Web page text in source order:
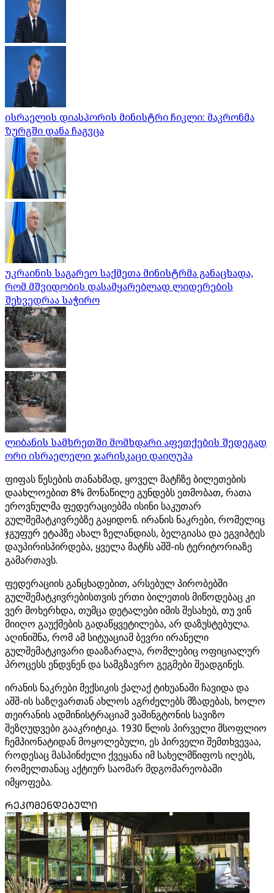
ისრაელის დიასპორის მინისტრი ჩიკლი: მაკრონმა
ზურგში დანა ჩაგვცა
უკრაინის საგარეო საქმეთა მინისტრმა განაცხადა,
რომ მშვიდობის დასამყარებლად ლიდერების
შეხვედრაა საჭირო
ლიბანის სამხრეთში მომხდარი აფეთქების შედეგად
ორი ისრაელელი ჯარისკაცი დაიღუპა
ფიფას წესების თანახმად, ყოველ მატჩზე ბილეთების
დაახლოებით 8% მონაწილე გუნდებს ეთმობათ, რათა
ეროვნულმა ფედერაციებმა ისინი საკუთარ
გულშემატკივრებზე გაყიდონ. ირანის ნაკრები, რომელიც
ჯგუფურ ეტაპზე ახალ ზელანდიას, ბელგიასა და ეგვიპტეს
დაუპირისპირდება, ყველა მატჩს აშშ-ის ტერიტორიაზე
გამართავს.
ფედერაციის განცხადებით, არსებულ პირობებში
გულშემატკივრებისთვის ერთი ბილეთის მიწოდებაც კი
ვერ მოხერხდა, თუმცა დეტალები იმის შესახებ, თუ ვინ
მიიღო გაუქმების გადაწყვეტილება, არ დაზუსტებულა.
აღინიშნა, რომ ამ სიტუაციამ ბევრი ირანელი
გულშემატკივარი დააზარალა, რომლებიც ოფიციალურ
პროცესს ენდვნენ და სამგზავრო გეგმები შეადგინეს.
ირანის ნაკრები მექსიკის ქალაქ ტიხუანაში ჩავიდა და
აშშ-ის საზღვართან ახლოს აგრძელებს მზადებას, ხოლო
თეირანის ადმინისტრაციამ ვაშინგტონის სავიზო
შეზღუდვები გააკრიტიკა. 1930 წლის პირველი მსოფლიო
ჩემპიონატიდან მოყოლებული, ეს პირველი შემთხვევაა,
როდესაც მასპინძელი ქვეყანა იმ სახელმწიფოს იღებს,
რომელთანაც აქტიურ საომარ მდგომარეობაში
იმყოფება.
ᲠᲔᲙᲝᲛᲔᲜᲓᲔᲑᲣᲚᲘ